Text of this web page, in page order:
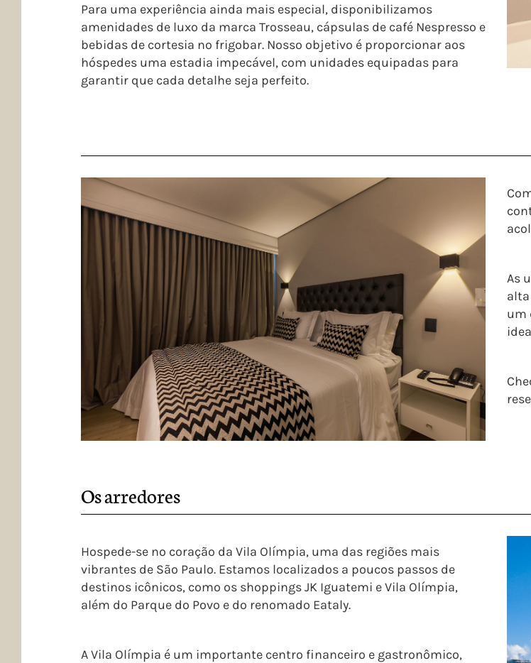
Para uma experiência ainda mais especial, disponibilizamos
amenidades de luxo da marca Trosseau, cápsulas de café Nespresso e
bebidas de cortesia no frigobar. Nosso objetivo é proporcionar aos
hóspedes uma estadia impecável, com unidades equipadas para
garantir que cada detalhe seja perfeito.
As
um
Os arredores
Hospede-se no coração da Vila Olímpia, uma das regiões mais
vibrantes de São Paulo. Estamos localizados a poucos passos de
destinos icônicos, como os shoppings JK Iguatemi e Vila Olímpia,
além do Parque do Povo e do renomado Eataly.
A Vila Olímpia é um importante centro financeiro e gastronômico,